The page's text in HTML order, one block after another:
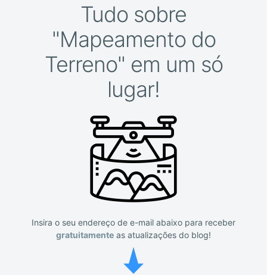
Tudo sobre
"Mapeamento do
Terreno" em um só
lugar!
Insira o seu endereço de e-mail abaixo para receber
gratuitamente as atualizações do blog!